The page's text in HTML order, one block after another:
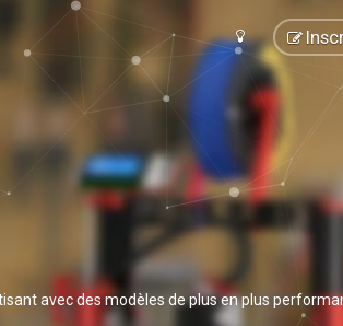
avec des modèles de plus en plus